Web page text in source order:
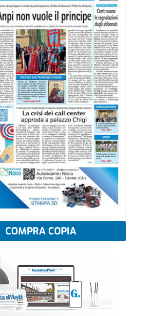
COMPRA COPIA